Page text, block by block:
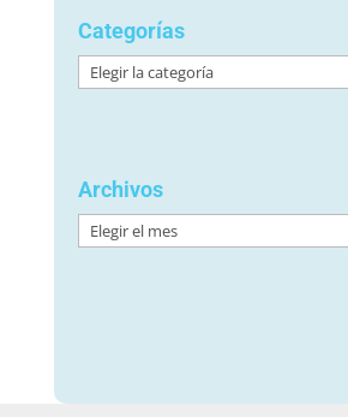
Categorías
Categorías
Archivos
Archivos